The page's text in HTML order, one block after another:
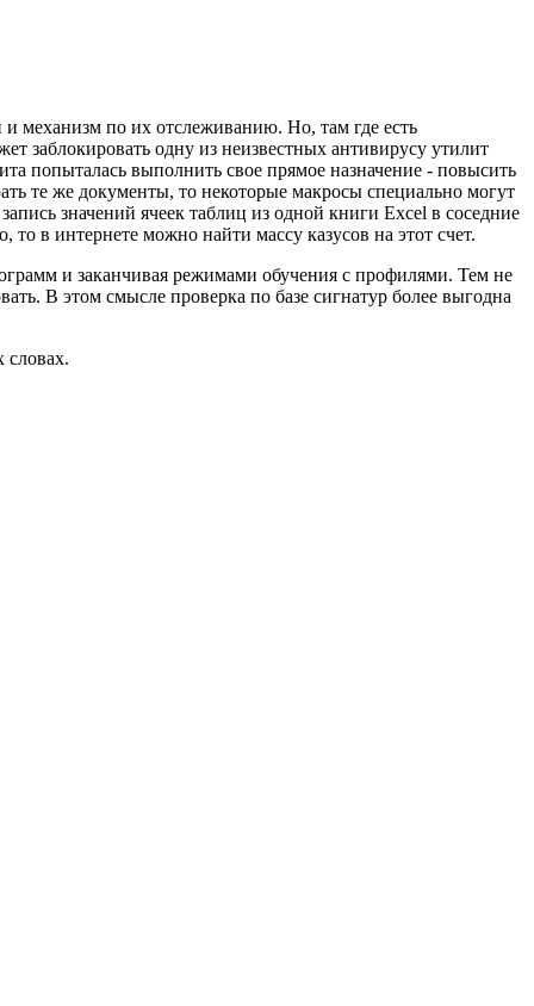
механизм по их отслеживанию. Но, там где есть
заблокировать одну из неизвестных антивирусу утилит
попыталась выполнить свое прямое назначение - повысить
те же документы, то некоторые макросы специально могут
значений ячеек таблиц из одной книги Excel в соседние
в интернете можно найти массу казусов на этот счет.
и заканчивая режимами обучения с профилями. Тем не
В этом смысле проверка по базе сигнатур более выгодна
словах.